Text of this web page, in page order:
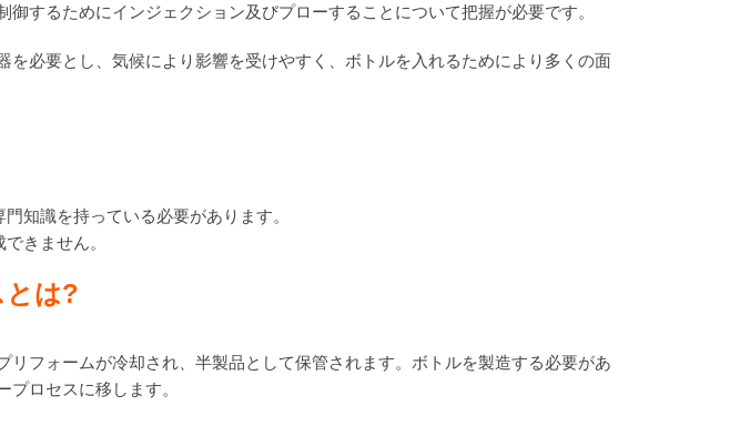
するためにインジェクション及びプローすることについて把握が必要です。
必要とし、気候により影響を受けやすく、ボトルを入れるためにより多くの面
知識を持っている必要があります。
きません。
とは?
フォームが冷却され、半製品として保管されます。ボトルを製造する必要があ
ロセスに移します。